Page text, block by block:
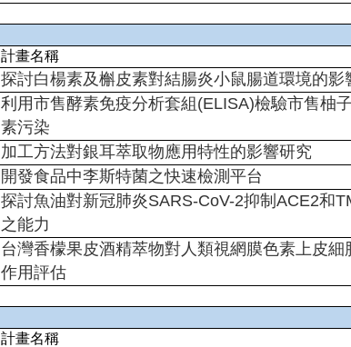
計畫名稱
探討白楊素及槲皮素對結腸炎小鼠腸道環境的影
利用市售酵素免疫分析套組(ELISA)檢驗市售柚
素污染
加工方法對銀耳萃取物應用特性的影響研究
開發食品中李斯特菌之快速檢測平台
探討魚油對新冠肺炎SARS-CoV-2抑制ACE2和
之能力
台灣香檬果皮酒精萃物對人類視網膜色素上皮細
作用評估
計畫名稱